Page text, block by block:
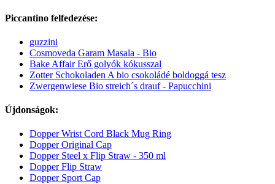
Piccantino felfedezése:
guzzini
Cosmoveda Garam Masala - Bio
Bake Affair Erő golyók kókusszal
Zotter Schokoladen A bio csokoládé boldoggá tesz
Zwergenwiese Bio streich´s drauf - Papucchini
Újdonságok:
Dopper Wrist Cord Black Mug Ring
Dopper Original Cap
Dopper Steel x Flip Straw - 350 ml
Dopper Flip Straw
Dopper Sport Cap